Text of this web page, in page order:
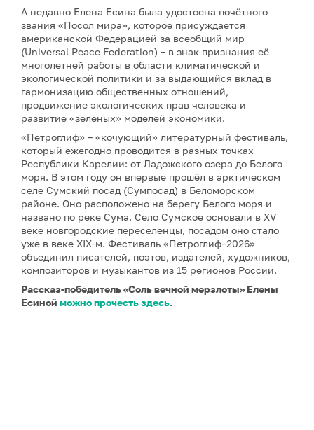
А недавно Елена Есина была удостоена почётного
звания «Посол мира», которое присуждается
американской Федерацией за всеобщий мир
(Universal Peace Federation) – в знак признания её
многолетней работы в области климатической и
экологической политики и за выдающийся вклад в
гармонизацию общественных отношений,
продвижение экологических прав человека и
развитие «зелёных» моделей экономики.
«Петроглиф» – «кочующий» литературный фестиваль,
который ежегодно проводится в разных точках
Республики Карелии: от Ладожского озера до Белого
моря. В этом году он впервые прошёл в арктическом
селе Сумский посад (Сумпосад) в Беломорском
районе. Оно расположено на берегу Белого моря и
названо по реке Сума. Село Сумское основали в XV
веке новгородские переселенцы, посадом оно стало
уже в веке XIX-м. Фестиваль «Петроглиф–2026»
объединил писателей, поэтов, издателей, художников,
композиторов и музыкантов из 15 регионов России.
Рассказ-победитель «Соль вечной мерзлоты» Елены
Есиной можно прочесть здесь.